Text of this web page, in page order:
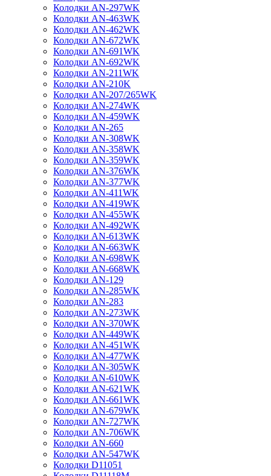
Колодки AN-297WK
Колодки AN-463WK
Колодки AN-462WK
Колодки AN-672WK
Колодки AN-691WK
Колодки AN-692WK
Колодки AN-211WK
Колодки AN-210K
Колодки AN-207/265WK
Колодки AN-274WK
Колодки AN-459WK
Колодки AN-265
Колодки AN-308WK
Колодки AN-358WK
Колодки AN-359WK
Колодки AN-376WK
Колодки AN-377WK
Колодки AN-411WK
Колодки AN-419WK
Колодки AN-455WK
Колодки AN-492WK
Колодки AN-613WK
Колодки AN-663WK
Колодки AN-698WK
Колодки AN-668WK
Колодки AN-129
Колодки AN-285WK
Колодки AN-283
Колодки AN-273WK
Колодки AN-370WK
Колодки AN-449WK
Колодки AN-451WK
Колодки AN-477WK
Колодки AN-305WK
Колодки AN-610WK
Колодки AN-621WK
Колодки AN-661WK
Колодки AN-679WK
Колодки AN-727WK
Колодки AN-706WK
Колодки AN-660
Колодки AN-547WK
Колодки D11051